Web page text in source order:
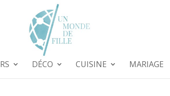
DÉCO CUISINE MARIAGE